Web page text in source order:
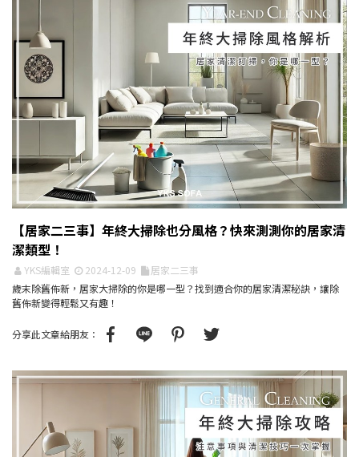
【居家二三事】年終大掃除也分風格？快來測測你的居家清
潔類型！
YKS編輯室 2024-12-09
居家二三事
歲末除舊佈新，居家大掃除的你是哪一型？找到適合你的居家清潔秘訣，讓除
舊佈新變得輕鬆又有趣！
分享此文章給朋友：